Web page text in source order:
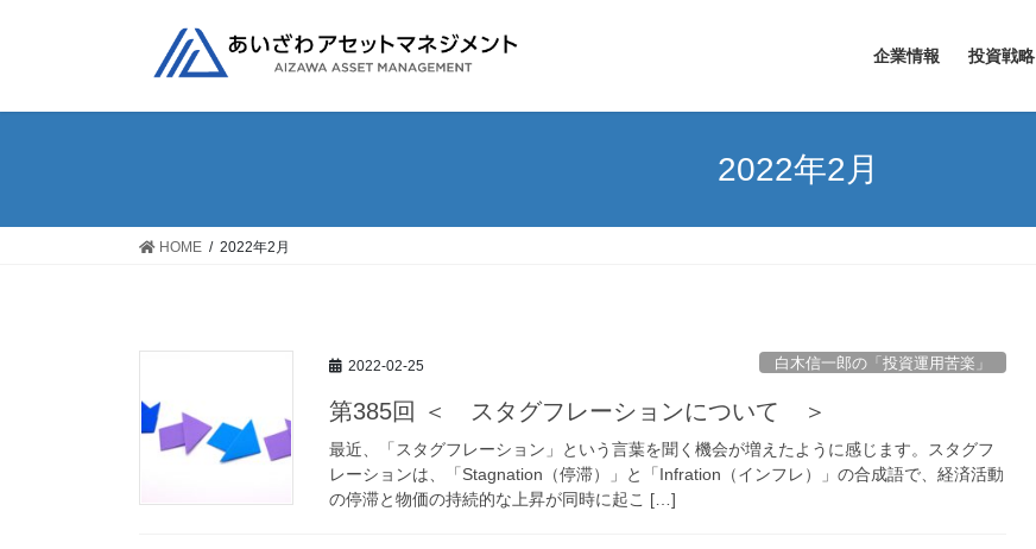
企業情報 投資戦略
2022年2月
HOME 2022年2月
2022-02-25 白木信一郎の「投資運用苦楽」
第385回 ＜ スタグフレーションについて ＞
最近、「スタグフレーション」という言葉を聞く機会が増えたように感じます。スタグフ
レーションは、「Stagnation（停滞）」と「Infration（インフレ）」の合成語で、経済活動
の停滞と物価の持続的な上昇が同時に起こ […]